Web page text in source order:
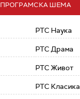
ПРОГРАМСКА ШЕМА
РТС Наука
РТС Драма
РТС Живот
РТС Класика